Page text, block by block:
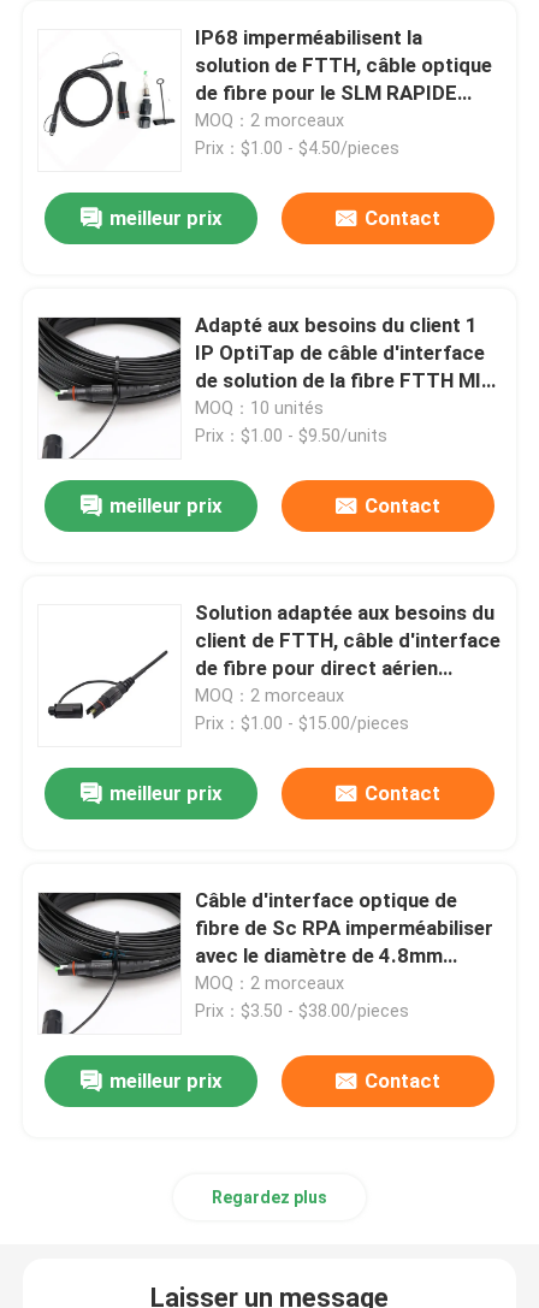
IP68 imperméabilisent la
solution de FTTH, câble optique
de fibre pour le SLM RAPIDE
d'Optitap OPTI
MOQ：2 morceaux
Prix：$1.00 - $4.50/pieces
meilleur prix Contact
Adapté aux besoins du client 1
IP OptiTap de câble d'interface
de solution de la fibre FTTH MINI
à Sc RPA
MOQ：10 unités
Prix：$1.00 - $9.50/units
meilleur prix Contact
Solution adaptée aux besoins du
client de FTTH, câble d'interface
de fibre pour direct aérien
enterré
MOQ：2 morceaux
Prix：$1.00 - $15.00/pieces
meilleur prix Contact
Câble d'interface optique de
fibre de Sc RPA imperméabiliser
avec le diamètre de 4.8mm
7.0mm
MOQ：2 morceaux
Prix：$3.50 - $38.00/pieces
meilleur prix Contact
Regardez plus
Laisser un message